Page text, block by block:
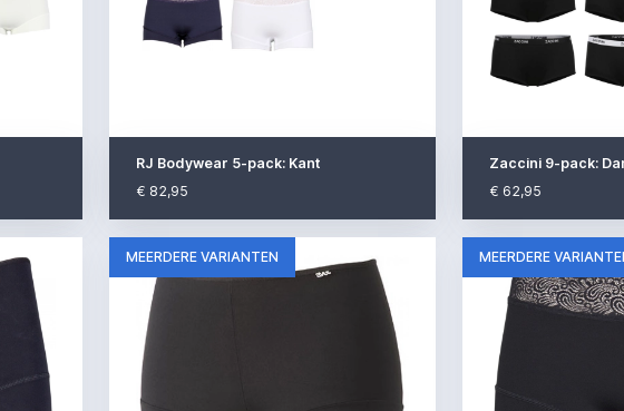
RJ Bodywear 5-pack: Kant
€ 82,95
Zaccini 9-pack:
€ 62,95
MEERDERE VARIANTEN MEERDERE